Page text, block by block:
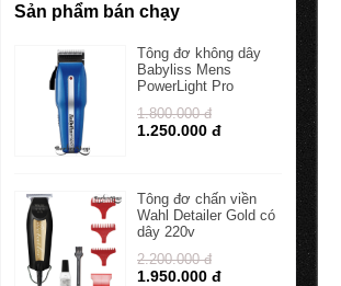
Sản phẩm bán chạy
Tông đơ không dây
Babyliss Mens
PowerLight Pro
1.800.000 đ
1.250.000 đ
Tông đơ chấn viền
Wahl Detailer Gold có
dây 220v
2.200.000 đ
1.950.000 đ